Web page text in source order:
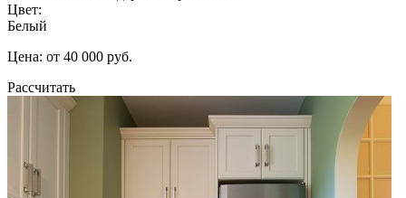
Цвет:
Белый
Цена: от 40 000 руб.
Рассчитать